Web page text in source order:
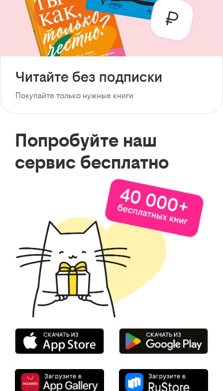
Читайте без подписки
Покупайте только нужные книги
Попробуйте наш
сервис бесплатно